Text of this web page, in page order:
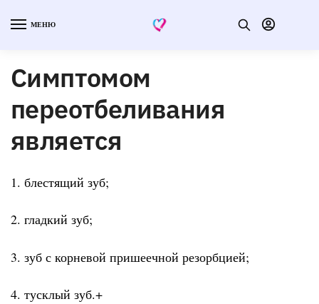
МЕНЮ
Симптомом
переотбеливания
является
1. блестящий зуб;
2. гладкий зуб;
3. зуб с корневой пришеечной резорбцией;
4. тусклый зуб.+